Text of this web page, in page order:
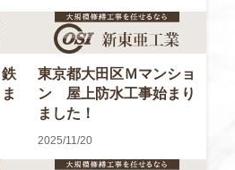
東京都大田区Ｍマンショ
ン 屋上防水工事始まり
ました！
2025/11/20